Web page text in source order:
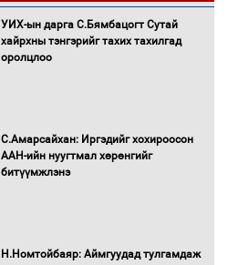
УИХ-ын дарга С.Бямбацогт Сутай
хайрхны тэнгэрийг тахих тахилгад
оролцлоо
С.Амарсайхан: Иргэдийг хохироосон
ААН-ийн нуугтмал хөрөнгийг
битүүмжлэнэ
Н.Номтойбаяр: Аймгуудад тулгамдаж